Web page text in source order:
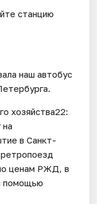
станцию
наш автобус
хозяйства22:
в Санкт-
ценам РЖД, в
помощью